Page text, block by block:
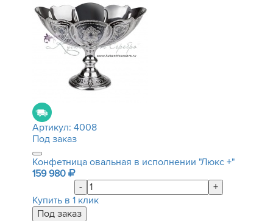
Артикул: 4008
Под заказ
Конфетница овальная в исполнении "Люкс +"
159 980
-
+
Купить в 1 клик